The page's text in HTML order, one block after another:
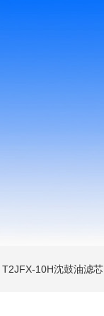
T2JFX-10H沈鼓油滤芯